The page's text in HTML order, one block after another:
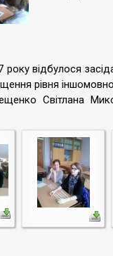
року відбулося
рівня
Світлана